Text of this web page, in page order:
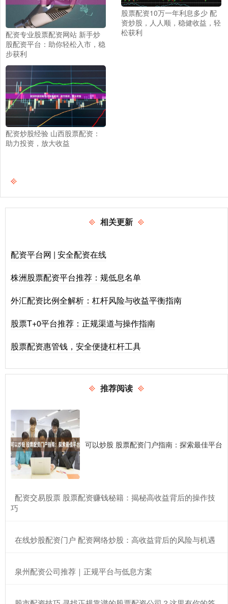
配资专业股票配资网站 新手炒
股配资平台：助你轻松入市，稳
步获利
股票配资10万一年利息多少 配
资炒股，人人顺，稳健收益，轻
松获利
配资炒股经验 山西股票配资：
助力投资，放大收益
相关更新
配资平台网 | 安全配资在线
株洲股票配资平台推荐：规低息名单
外汇配资比例全解析：杠杆风险与收益平衡指南
股票T+0平台推荐：正规渠道与操作指南
股票配资惠管钱，安全便捷杠杆工具
推荐阅读
可以炒股 股票配资门户指南：探索最佳平台
​配资交易股票 股票配资赚钱秘籍：揭秘高收益背后的操作技
巧
​在线炒股配资门户 配资网络炒股：高收益背后的风险与机遇
​泉州配资公司推荐｜正规平台与低息方案